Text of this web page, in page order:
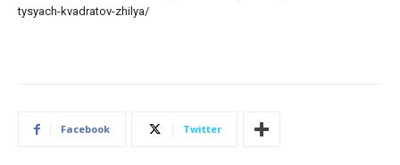
tysyach-kvadratov-zhilya/
Facebook Twitter